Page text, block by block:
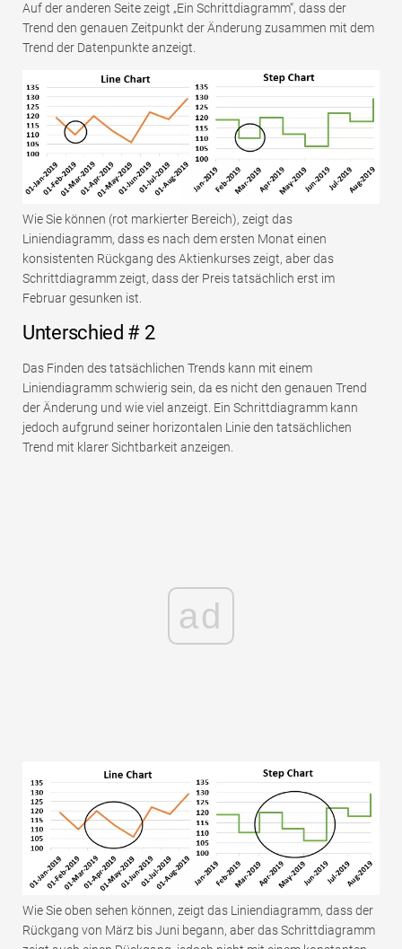
Auf der anderen Seite zeigt „Ein Schrittdiagramm“, dass der
Trend den genauen Zeitpunkt der Änderung zusammen mit dem
Trend der Datenpunkte anzeigt.
Wie Sie können (rot markierter Bereich), zeigt das
Liniendiagramm, dass es nach dem ersten Monat einen
konsistenten Rückgang des Aktienkurses zeigt, aber das
Schrittdiagramm zeigt, dass der Preis tatsächlich erst im
Februar gesunken ist.
Unterschied # 2
Das Finden des tatsächlichen Trends kann mit einem
Liniendiagramm schwierig sein, da es nicht den genauen Trend
der Änderung und wie viel anzeigt. Ein Schrittdiagramm kann
jedoch aufgrund seiner horizontalen Linie den tatsächlichen
Trend mit klarer Sichtbarkeit anzeigen.
ad
Wie Sie oben sehen können, zeigt das Liniendiagramm, dass der
Rückgang von März bis Juni begann, aber das Schrittdiagramm